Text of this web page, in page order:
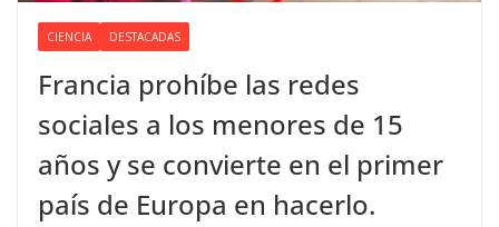
CIENCIA DESTACADAS
Francia prohíbe las redes
sociales a los menores de 15
años y se convierte en el primer
país de Europa en hacerlo.